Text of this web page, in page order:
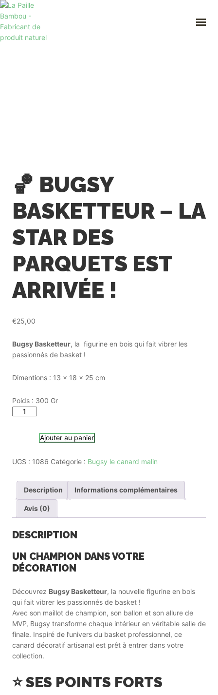
🏀 BUGSY
BASKETTEUR – LA
STAR DES
PARQUETS EST
ARRIVÉE !
€25,00
Bugsy Basketteur, la figurine en bois qui fait vibrer les
passionnés de basket !
Dimentions : 13 x 18 x 25 cm
Poids : 300 Gr
Ajouter au panier
UGS : 1086 Catégorie : Bugsy le canard malin
Description Informations complémentaires
Avis (0)
DESCRIPTION
UN CHAMPION DANS VOTRE
DÉCORATION
Découvrez Bugsy Basketteur, la nouvelle figurine en bois
qui fait vibrer les passionnés de basket !
Avec son maillot de champion, son ballon et son allure de
MVP, Bugsy transforme chaque intérieur en véritable salle de
finale. Inspiré de l’univers du basket professionnel, ce
canard décoratif artisanal est prêt à entrer dans votre
collection.
⭐ SES POINTS FORTS